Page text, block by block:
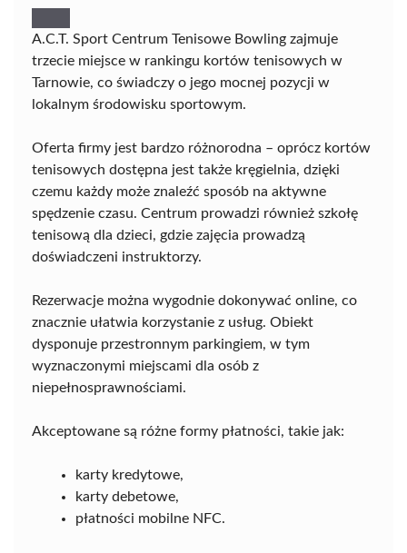
A.C.T. Sport Centrum Tenisowe Bowling zajmuje
trzecie miejsce w rankingu kortów tenisowych w
Tarnowie, co świadczy o jego mocnej pozycji w
lokalnym środowisku sportowym.
Oferta firmy jest bardzo różnorodna – oprócz kortów
tenisowych dostępna jest także kręgielnia, dzięki
czemu każdy może znaleźć sposób na aktywne
spędzenie czasu. Centrum prowadzi również szkołę
tenisową dla dzieci, gdzie zajęcia prowadzą
doświadczeni instruktorzy.
Rezerwacje można wygodnie dokonywać online, co
znacznie ułatwia korzystanie z usług. Obiekt
dysponuje przestronnym parkingiem, w tym
wyznaczonymi miejscami dla osób z
niepełnosprawnościami.
Akceptowane są różne formy płatności, takie jak:
karty kredytowe,
karty debetowe,
płatności mobilne NFC.